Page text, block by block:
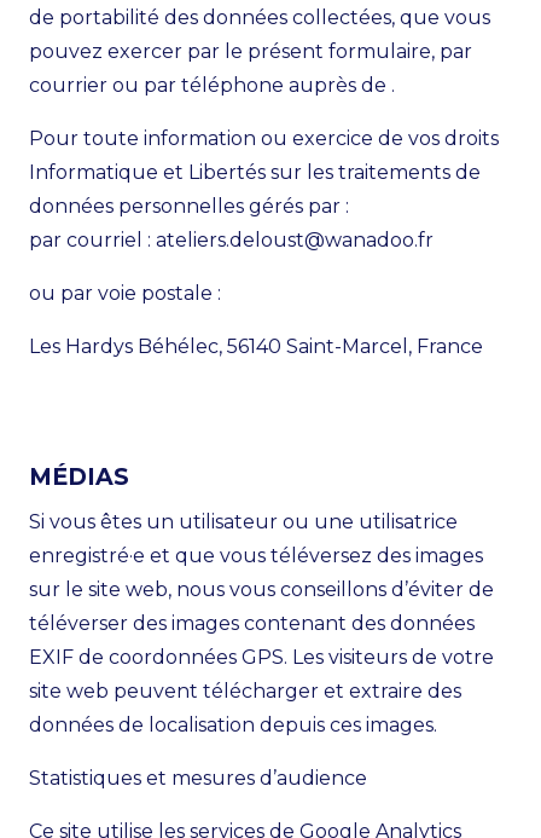
de portabilité des données collectées, que vous
pouvez exercer par le présent formulaire, par
courrier ou par téléphone auprès de .
Pour toute information ou exercice de vos droits
Informatique et Libertés sur les traitements de
données personnelles gérés par :
par courriel : ateliers.deloust@wanadoo.fr
ou par voie postale :
Les Hardys Béhélec, 56140 Saint-Marcel, France
MÉDIAS
Si vous êtes un utilisateur ou une utilisatrice
enregistré·e et que vous téléversez des images
sur le site web, nous vous conseillons d’éviter de
téléverser des images contenant des données
EXIF de coordonnées GPS. Les visiteurs de votre
site web peuvent télécharger et extraire des
données de localisation depuis ces images.
Statistiques et mesures d’audience
Ce site utilise les services de Google Analytics